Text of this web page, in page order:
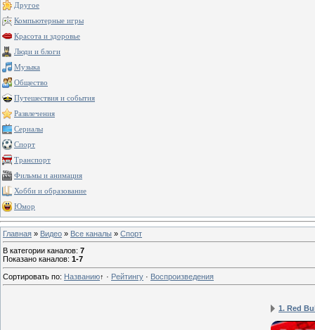
Другое
Компьютерные игры
Красота и здоровье
Люди и блоги
Музыка
Общество
Путешествия и события
Развлечения
Сериалы
Спорт
Транспорт
Фильмы и анимация
Хобби и образование
Юмор
Главная » Видео » Все каналы » Спорт
В категории каналов: 7
Показано каналов: 1-7
Сортировать по: Названию↑ · Рейтингу · Воспроизведения
1. Red